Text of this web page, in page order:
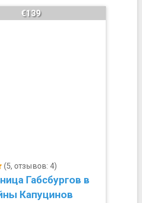
(5, отзывов: 4)
Габсбургов в
Капуцинов
€139